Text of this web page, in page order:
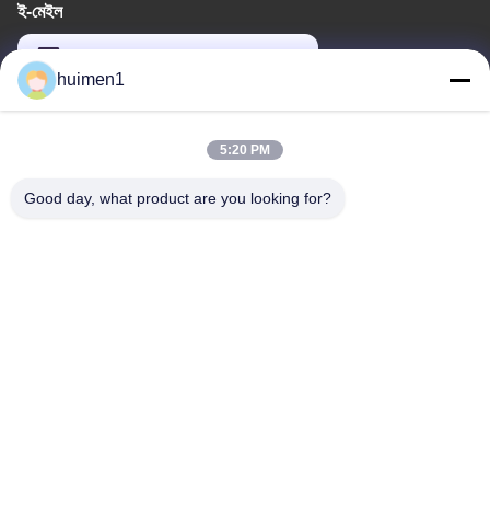
ই-মেইল
২য় তলা, ইয়ংলি বিজনেস বিল্ডিং বি ব্লক, নং ৪৭ হুয়াংবিয়ান সাউথ রোড, বাইয়ুন জেলা, গুয়াংজু
huimen1
5:20 PM
Good day, what product are you looking for?